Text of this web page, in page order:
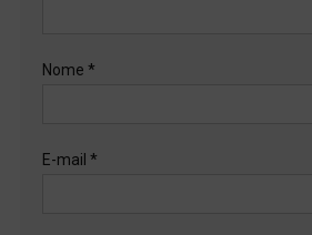
Nome *
E-mail *